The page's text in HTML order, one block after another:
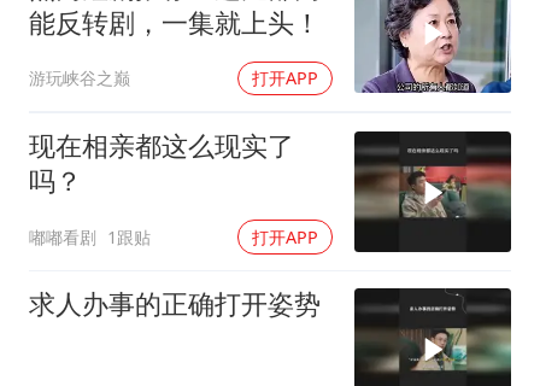
能反转剧，一集就上头！
游玩峡谷之巅 打开APP
现在相亲都这么现实了
吗？
嘟嘟看剧 1跟贴 打开APP
求人办事的正确打开姿势